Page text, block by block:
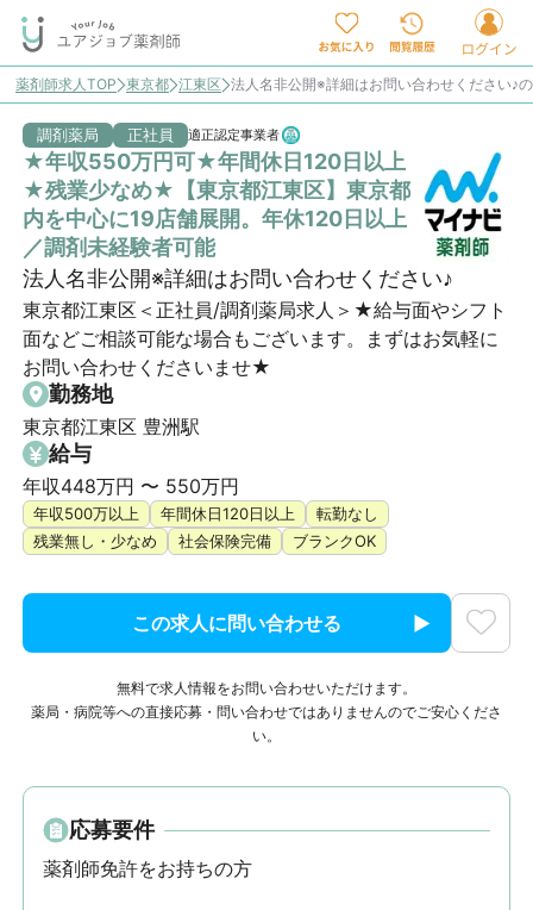
薬剤師求人TOP 東京都 江東区 法人名非公開※詳細はお問い合わせください♪
調剤薬局 正社員 適正認定事業者
★年収550万円可★年間休日120日以上
★残業少なめ★【東京都江東区】東京都
内を中心に19店舗展開。年休120日以上
／調剤未経験者可能
法人名非公開※詳細はお問い合わせください♪
東京都江東区＜正社員/調剤薬局求人＞★給与面やシフト
面などご相談可能な場合もございます。まずはお気軽に
お問い合わせくださいませ★
勤務地
東京都江東区 豊洲駅
給与
年収448万円 〜 550万円
年収500万以上 年間休日120日以上
転勤なし
残業無し・少なめ
社会保険完備 ブランクOK
この求人に問い合わせる
無料で求人情報をお問い合わせいただけます。
薬局・病院等への直接応募・問い合わせではありませんのでご安心くださ
い。
応募要件
薬剤師免許をお持ちの方